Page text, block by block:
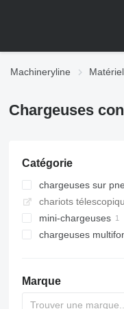
Machineryline
Chargeuses
Catégorie
chargeuses sur
chariots
mini-chargeuses
chargeuses
Marque